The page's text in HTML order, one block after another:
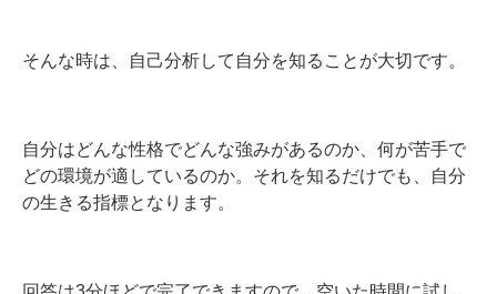
そんな時は、自己分析して自分を知ることが大切です。
自分はどんな性格でどんな強みがあるのか、何が苦手で
どの環境が適しているのか。それを知るだけでも、自分
の生きる指標となります。
回答は3分ほどで完了できますので、空いた時間に試し